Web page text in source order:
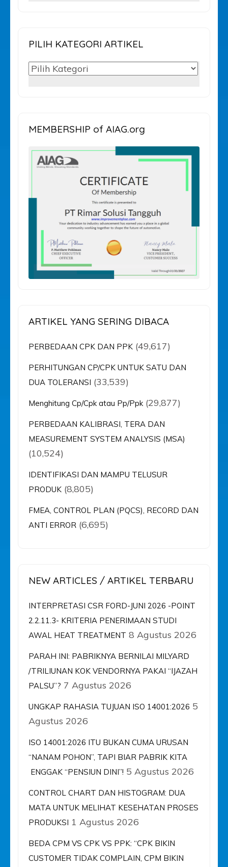
PILIH KATEGORI ARTIKEL
PILIH
MEMBERSHIP of AIAG.org
ARTIKEL YANG SERING DIBACA
PERBEDAAN CPK DAN PPK (49,617)
PERHITUNGAN CP/CPK UNTUK SATU DAN
DUA TOLERANSI (33,539)
Menghitung Cp/Cpk atau Pp/Ppk (29,877)
PERBEDAAN KALIBRASI, TERA DAN
MEASUREMENT SYSTEM ANALYSIS (MSA)
(10,524)
IDENTIFIKASI DAN MAMPU TELUSUR
PRODUK (8,805)
FMEA, CONTROL PLAN (PQCS), RECORD DAN
ANTI ERROR (6,695)
NEW ARTICLES / ARTIKEL TERBARU
INTERPRETASI CSR FORD-JUNI 2026 -POINT
2.2.11.3- KRITERIA PENERIMAAN STUDI
AWAL HEAT TREATMENT 8 Agustus 2026
PARAH INI: PABRIKNYA BERNILAI MILYARD
/TRILIUNAN KOK VENDORNYA PAKAI “IJAZAH
PALSU”? 7 Agustus 2026
UNGKAP RAHASIA TUJUAN ISO 14001:2026 5
Agustus 2026
ISO 14001:2026 ITU BUKAN CUMA URUSAN
“NANAM POHON”, TAPI BIAR PABRIK KITA
ENGGAK “PENSIUN DINI”! 5 Agustus 2026
CONTROL CHART DAN HISTOGRAM: DUA
MATA UNTUK MELIHAT KESEHATAN PROSES
PRODUKSI 1 Agustus 2026
BEDA CPM VS CPK VS PPK: “CPK BIKIN
CUSTOMER TIDAK COMPLAIN, CPM BIKIN